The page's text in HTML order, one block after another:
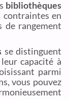
bibliothèques
en
de rangement
se distinguent
capacité à
parmi
vous pouvez